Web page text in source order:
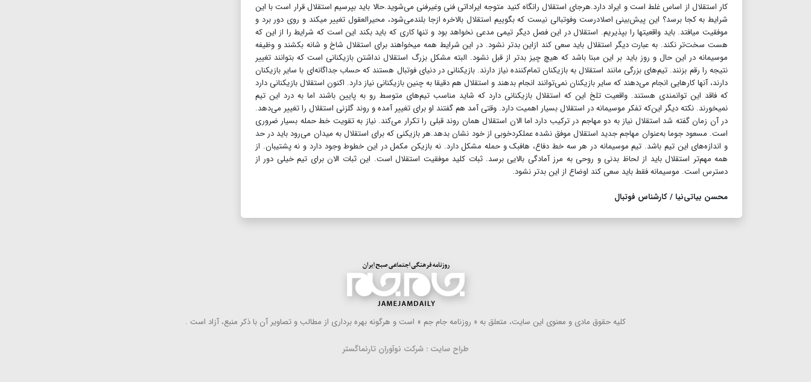
کار استقلال از اساس غلط است و ایراد دارد.هرجای استقلال رانگاه کنید متوجه ایراداتی فنی وغیرفنی می‌شوید.حالا باید بپرسیم استقلال قرار است با این
شرایط به کجا برسد؟ این پیش‌بینی اصلادرست وفوتبالی نیست که بگوییم استقلال بالاخره ازجا بلندمی‌شود، محیرالعقول تغییر می‎کند و روی دور برد و
موفقیت می‎افتد. باید واقعیت‎ها را بپذیریم. استقلال در این فصل دیگر تیمی مدعی نخواهد بود و تنها کاری که باید بکند این است که شرایط را از این که
هست سخت‌تر نکند. به عبارت دیگر استقلال باید سعی کند ازاین بدتر نشود. در این شرایط همه می‎خواهند برای استقلال شاخ و شانه بکشند و وظیفه
موسیمانه در این حال و روز باید بر این مبنا باشد که هیچ چیز بدتر از قبل نشود. البته مشکل بزرگ استقلال نداشتن بازیکنانی است که بتوانند تغییر
نتیجه را رقم بزنند. تیم‌های بزرگی مانند استقلال به بازیکنان تمام‌کننده نیاز دارند. بازیکنانی در دنیای فوتبال هستند که حساب جداگانه‌ای با سایر بازیکنان
دارند، آنها کارهایی انجام می‌دهند که سایر بازیکنان نمی‌توانند انجام بدهند و استقلال هم دقیقا به چنین بازیکنانی نیاز دارد. اکنون استقلال بازیکنانی دارد
که فاقد این توانمندی هستند. واقعیت تلخ این که استقلال بازیکنانی دارد که شاید مناسب تیم‌های متوسط رو به پایین باشند اما به درد این تیم
نمی‎خورند. نکته دیگر این‌که تفکر موسیمانه در استقلال بسیار اهمیت دارد. وقتی آمد هم گفتند او برای تغییر آمده و روند گلزنی استقلال را تغییر می‌دهد.
در آن زمان گفته شد استقلال نیاز به دو مهاجم در ترکیب دارد اما الان استقلال همان روند قبلی را تکرار می‌کند. نیاز به تقویت خط حمله بسیار ضروری
است. مسعود جوما به‌عنوان مهاجم جدید استقلال موفق نشده عملکردخوبی از خود نشان بدهد.هر بازیکنی که برای استقلال به میدان می‌رود باید در حد
و اندازه‌های این تیم باشد. تیم موسیمانه در هر سه خط دفاع، هافبک و حمله مشکل دارد. نه بازیکن مکمل در این خطوط وجود دارد و نه پشتیبان. از
همه مهم‌تر استقلال باید از لحاظ بدنی و روحی به مرز آمادگی بالایی برسد. ثبات کلید موفقیت استقلال است. این ثبات الان برای تیم خیلی دور از
دسترس است. موسیمانه فقط باید سعی کند اوضاع از این بدتر نشود.
محسن بیاتی‌نیا / کارشناس فوتبال
كلیه حقوق مادی و معنوی این سایت، متعلق به « روزنامه جام جم » است و هرگونه بهره ‌برداری از مطالب و تصاویر آن با ذكر منبع، آزاد است .
طراح سایت : شرکت نوآوران تارنماگستر